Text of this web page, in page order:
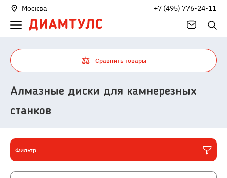
Москва +7 (495) 776-24-11
Сравнить товары
Алмазные диски для камнерезных
станков
Фильтр